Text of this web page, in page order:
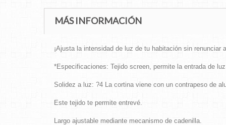
MÁS INFORMACIÓN
¡Ajusta la intensidad de luz de tu habitación sin
*Especificaciones: Tejido screen, permite la entrada de
Solidez a luz: ?4 La cortina viene con un contrapeso de
Este tejido te permite entrevé.
Largo ajustable mediante mecanismo de cadenilla.